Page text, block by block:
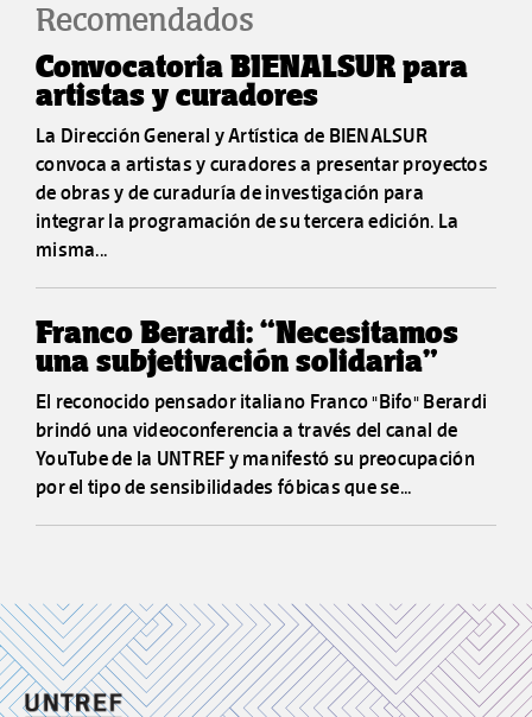
Recomendados
Convocatoria BIENALSUR para
artistas y curadores
La Dirección General y Artística de BIENALSUR
convoca a artistas y curadores a presentar proyectos
de obras y de curaduría de investigación para
integrar la programación de su tercera edición. La
misma...
Franco Berardi: “Necesitamos
una subjetivación solidaria”
El reconocido pensador italiano Franco "Bifo" Berardi
brindó una videoconferencia a través del canal de
YouTube de la UNTREF y manifestó su preocupación
por el tipo de sensibilidades fóbicas que se...